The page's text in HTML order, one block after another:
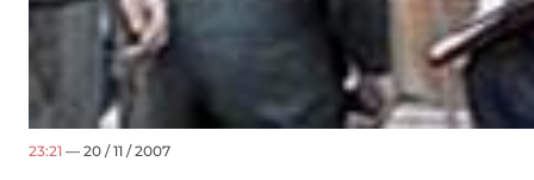
23:21 — 20 / 11 / 2007